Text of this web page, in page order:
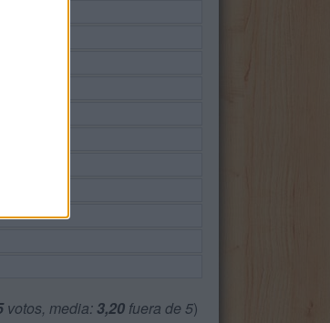
votos, media: 3,20 fuera de 5)